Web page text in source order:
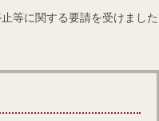
等に関する要請を受けました